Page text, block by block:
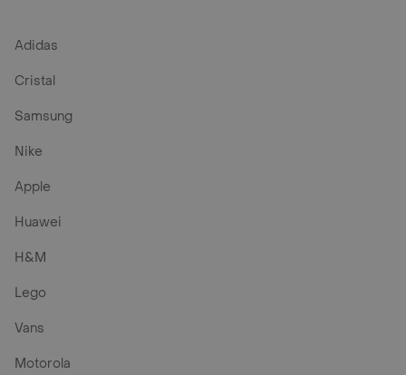
Adidas
Cristal
Samsung
Nike
Apple
Huawei
H&M
Lego
Vans
Motorola